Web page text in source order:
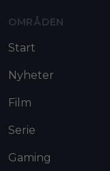
OMRÅDEN
Start
Nyheter
Film
Serie
Gaming